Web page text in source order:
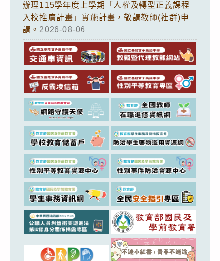
辦理115學年度上學期「人權及轉型正義課程
入校推廣計畫」實施計畫，敬請教師(社群)申
請。 2026-08-06